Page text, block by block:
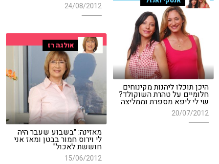
24/08/2012
היכן תוכלו ליהנות מקינוחים
חלומיים על טהרת השוקולד?
שי לי ליפא מספרת וממליצה
20/07/2012
אולגה רז
מאזינה: "בשבוע שעבר היה
לי וירוס חמור בבטן ומאז אני
חוששת לאכול"
15/06/2012